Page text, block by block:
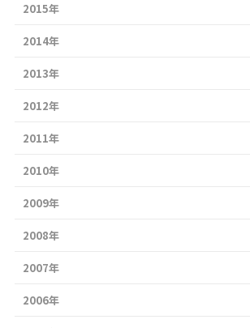
2015年
2014年
2013年
2012年
2011年
2010年
2009年
2008年
2007年
2006年